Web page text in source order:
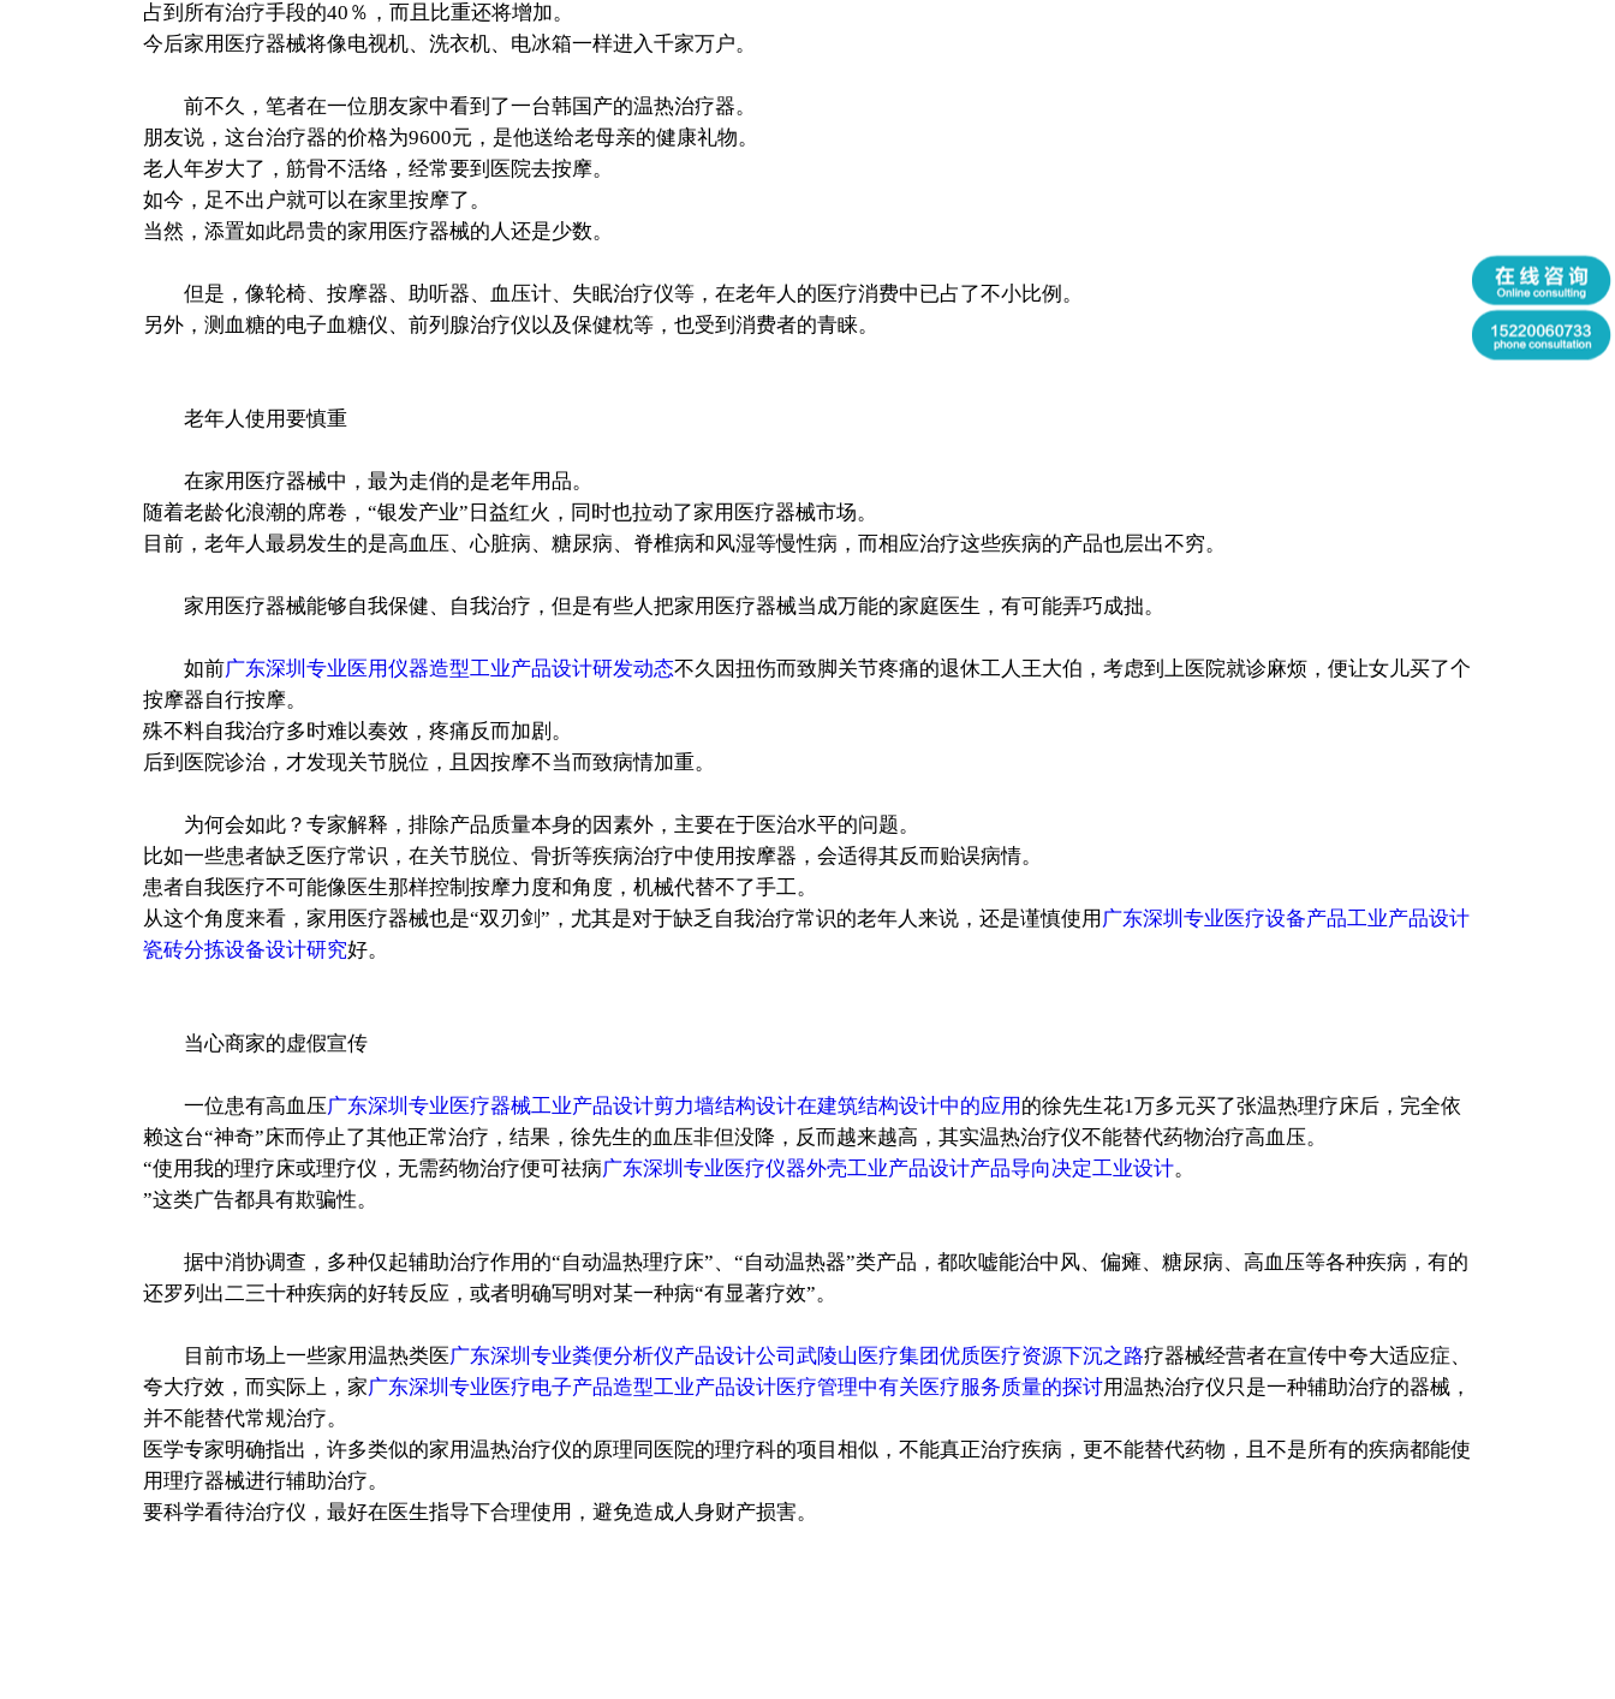
占到所有治疗手段的40％，而且比重还将增加。
今后家用医疗器械将像电视机、洗衣机、电冰箱一样进入千家万户。
前不久，笔者在一位朋友家中看到了一台韩国产的温热治疗器。
朋友说，这台治疗器的价格为9600元，是他送给老母亲的健康礼物。
老人年岁大了，筋骨不活络，经常要到医院去按摩。
如今，足不出户就可以在家里按摩了。
当然，添置如此昂贵的家用医疗器械的人还是少数。
但是，像轮椅、按摩器、助听器、血压计、失眠治疗仪等，在老年人的医疗消费中已占了不小比例。
另外，测血糖的电子血糖仪、前列腺治疗仪以及保健枕等，也受到消费者的青睐。
老年人使用要慎重
在家用医疗器械中，最为走俏的是老年用品。
随着老龄化浪潮的席卷，“银发产业”日益红火，同时也拉动了家用医疗器械市场。
目前，老年人最易发生的是高血压、心脏病、糖尿病、脊椎病和风湿等慢性病，而相应治疗这些疾病的产品也层出不穷。
家用医疗器械能够自我保健、自我治疗，但是有些人把家用医疗器械当成万能的家庭医生，有可能弄巧成拙。
如前广东深圳专业医用仪器造型工业产品设计研发动态不久因扭伤而致脚关节疼痛的退休工人王大伯，考虑到上医院就诊麻烦，便让女儿买了个
按摩器自行按摩。
殊不料自我治疗多时难以奏效，疼痛反而加剧。
后到医院诊治，才发现关节脱位，且因按摩不当而致病情加重。
为何会如此？专家解释，排除产品质量本身的因素外，主要在于医治水平的问题。
比如一些患者缺乏医疗常识，在关节脱位、骨折等疾病治疗中使用按摩器，会适得其反而贻误病情。
患者自我医疗不可能像医生那样控制按摩力度和角度，机械代替不了手工。
从这个角度来看，家用医疗器械也是“双刃剑”，尤其是对于缺乏自我治疗常识的老年人来说，还是谨慎使用 广东深圳专业医疗设备产品工业产品设计
瓷砖分拣设备设计研究好。
当心商家的虚假宣传
一位患有高血压广东深圳专业医疗器械工业产品设计剪力墙结构设计在建筑结构设计中的应用 的徐先生花1万多元买了张温热理疗床后，完全依
赖这台“神奇”床而停止了其他正常治疗，结果，徐先生的血压非但没降，反而越来越高，其实温热治疗仪不能替代药物治疗高血压。
“使用我的理疗床或理疗仪，无需药物治疗便可祛病广东深圳专业医疗仪器外壳工业产品设计产品导向决定工业设计。
”这类广告都具有欺骗性。
据中消协调查，多种仅起辅助治疗作用的“自动温热理疗床”、“自动温热器”类产品，都吹嘘能治中风、偏瘫、糖尿病、高血压等各种疾病，有的
还罗列出二三十种疾病的好转反应，或者明确写明对某一种病“有显著疗效”。
目前市场上一些家用温热类医广东深圳专业粪便分析仪产品设计公司武陵山医疗集团优质医疗资源下沉之路疗器械经营者在宣传中夸大适应症、
夸大疗效，而实际上，家广东深圳专业医疗电子产品造型工业产品设计医疗管理中有关医疗服务质量的探讨用温热治疗仪只是一种辅助治疗的器械，
并不能替代常规治疗。
医学专家明确指出，许多类似的家用温热治疗仪的原理同医院的理疗科的项目相似，不能真正治疗疾病，更不能替代药物，且不是所有的疾病都能使
用理疗器械进行辅助治疗。
要科学看待治疗仪，最好在医生指导下合理使用，避免造成人身财产损害。